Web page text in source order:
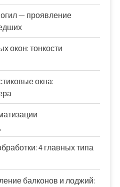
— проявление
окон: тонкости
окна:
4 главных типа
балконов и лоджий: